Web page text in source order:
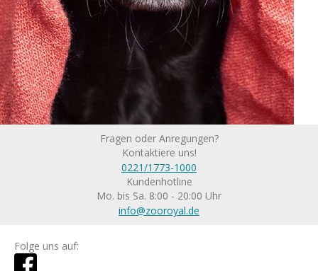
Fragen oder Anregungen?
Kontaktiere uns!
0221/1773-1000
Kundenhotline
Mo. bis Sa. 8:00 - 20:00 Uhr
info@zooroyal.de
Folge uns auf: